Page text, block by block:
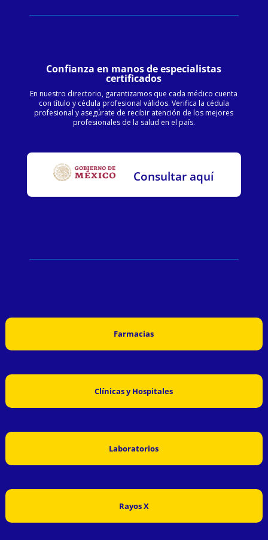
Confianza en manos de especialistas
certificados
En nuestro directorio, garantizamos que cada médico cuenta
con título y cédula profesional válidos. Verifica la cédula
profesional y asegúrate de recibir atención de los mejores
profesionales de la salud en el país.
Consultar aquí
Farmacias
Clínicas y Hospitales
Laboratorios
Rayos X